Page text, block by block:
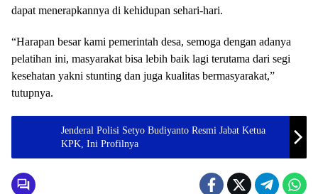
dapat menerapkannya di kehidupan sehari-hari.
“Harapan besar kami pemerintah desa, semoga dengan adanya
pelatihan ini, masyarakat bisa lebih baik lagi terutama dari segi
kesehatan yakni stunting dan juga kualitas bermasyarakat,”
tutupnya.
Jenderal Polisi Setyo Budiyanto Resmi Jabat Ketua
KPK, Ini Profilnya